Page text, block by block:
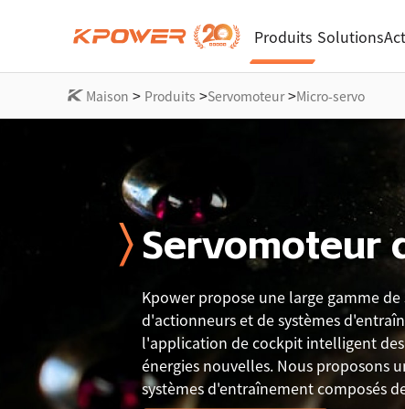
Produits Solutions
Maison > Produits >Servomoteur>Micro-servo
Servomoteur
Kpower propose une large gamme
d'actionneurs et de systèmes
l'application de cockpit intelligent
énergies nouvelles. Nous proposons
systèmes d'entraînement composés